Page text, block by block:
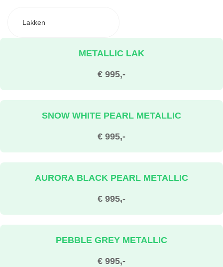
Lakken
€ 995,-
METALLIC LAK
€ 995,-
SNOW WHITE PEARL METALLIC
€ 995,-
AURORA BLACK PEARL METALLIC
€ 995,-
PEBBLE GREY METALLIC